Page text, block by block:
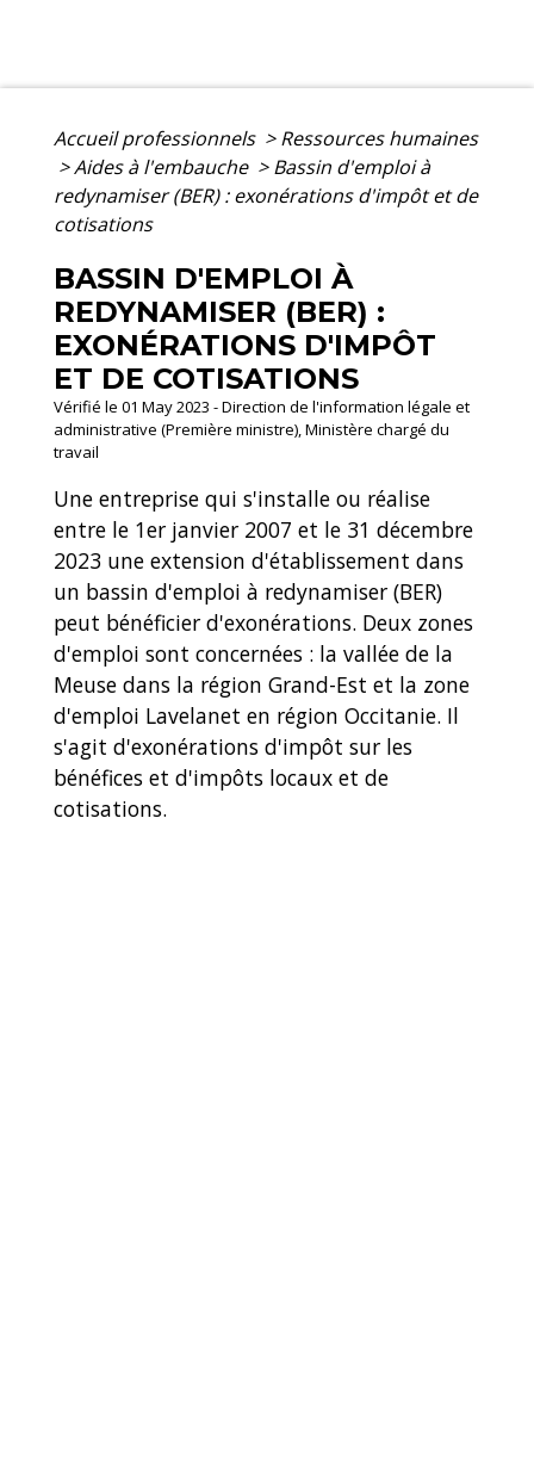
Accueil professionnels > Ressources humaines
>Aides à l'embauche > Bassin d'emploi à
redynamiser (BER) : exonérations d'impôt et de
cotisations
BASSIN D'EMPLOI À
REDYNAMISER (BER) :
EXONÉRATIONS D'IMPÔT
ET DE COTISATIONS
Vérifié le 01 May 2023 - Direction de l'information légale et
administrative (Première ministre), Ministère chargé du
travail
Une entreprise qui s'installe ou réalise
entre le 1er janvier 2007 et le 31 décembre
2023 une extension d'établissement dans
un bassin d'emploi à redynamiser (BER)
peut bénéficier d'exonérations. Deux zones
d'emploi sont concernées : la vallée de la
Meuse dans la région Grand-Est et la zone
d'emploi Lavelanet en région Occitanie. Il
s'agit d'exonérations d'impôt sur les
bénéfices et d'impôts locaux et de
cotisations.